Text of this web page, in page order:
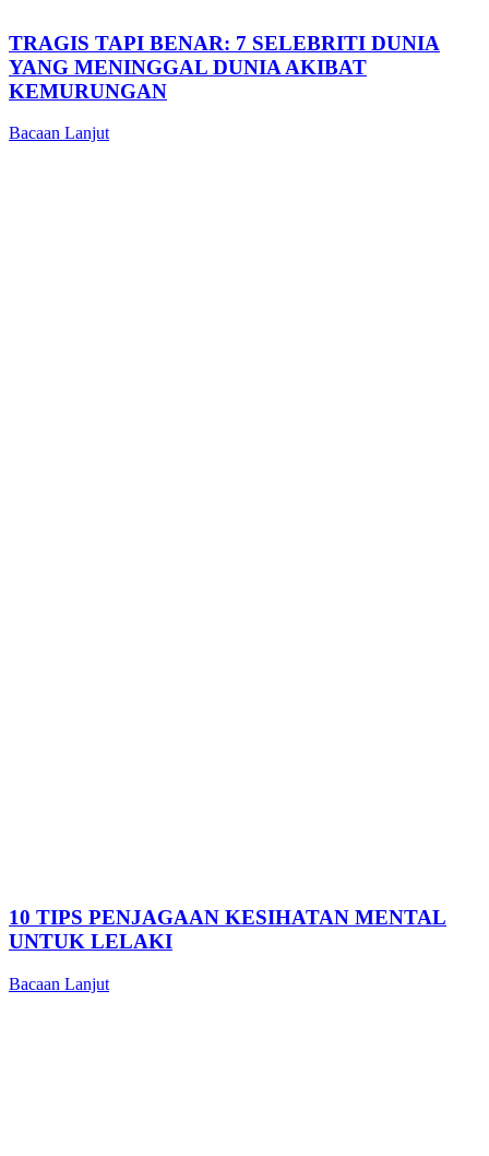
TRAGIS TAPI BENAR: 7 SELEBRITI DUNIA
YANG MENINGGAL DUNIA AKIBAT
KEMURUNGAN
Bacaan Lanjut
10 TIPS PENJAGAAN KESIHATAN MENTAL
UNTUK LELAKI
Bacaan Lanjut